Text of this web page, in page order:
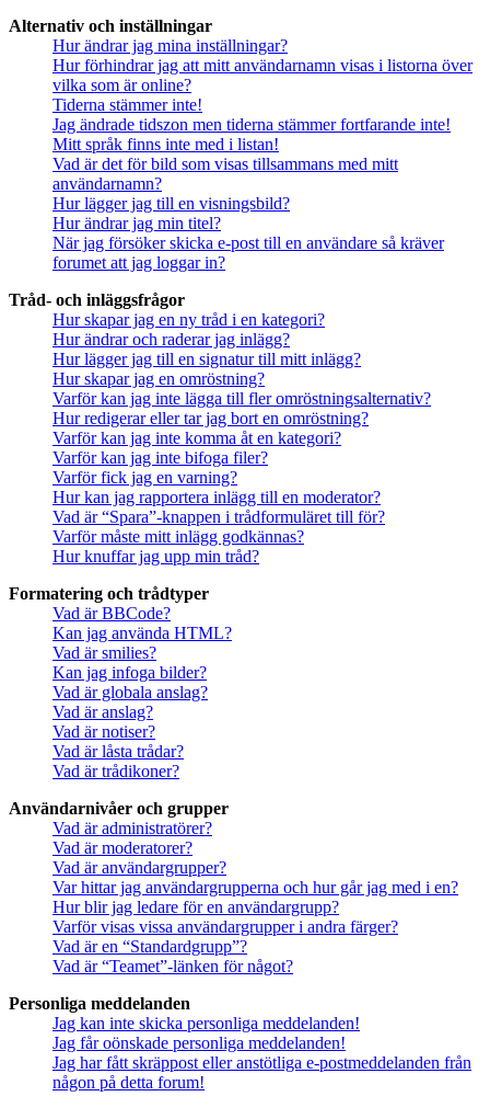
Alternativ och inställningar
Hur ändrar jag mina inställningar?
Hur förhindrar jag att mitt användarnamn visas i listorna över
vilka som är online?
Tiderna stämmer inte!
Jag ändrade tidszon men tiderna stämmer fortfarande inte!
Mitt språk finns inte med i listan!
Vad är det för bild som visas tillsammans med mitt
användarnamn?
Hur lägger jag till en visningsbild?
Hur ändrar jag min titel?
När jag försöker skicka e-post till en användare så kräver
forumet att jag loggar in?
Tråd- och inläggsfrågor
Hur skapar jag en ny tråd i en kategori?
Hur ändrar och raderar jag inlägg?
Hur lägger jag till en signatur till mitt inlägg?
Hur skapar jag en omröstning?
Varför kan jag inte lägga till fler omröstningsalternativ?
Hur redigerar eller tar jag bort en omröstning?
Varför kan jag inte komma åt en kategori?
Varför kan jag inte bifoga filer?
Varför fick jag en varning?
Hur kan jag rapportera inlägg till en moderator?
Vad är “Spara”-knappen i trådformuläret till för?
Varför måste mitt inlägg godkännas?
Hur knuffar jag upp min tråd?
Formatering och trådtyper
Vad är BBCode?
Kan jag använda HTML?
Vad är smilies?
Kan jag infoga bilder?
Vad är globala anslag?
Vad är anslag?
Vad är notiser?
Vad är låsta trådar?
Vad är trådikoner?
Användarnivåer och grupper
Vad är administratörer?
Vad är moderatorer?
Vad är användargrupper?
Var hittar jag användargrupperna och hur går jag med i en?
Hur blir jag ledare för en användargrupp?
Varför visas vissa användargrupper i andra färger?
Vad är en “Standardgrupp”?
Vad är “Teamet”-länken för något?
Personliga meddelanden
Jag kan inte skicka personliga meddelanden!
Jag får oönskade personliga meddelanden!
Jag har fått skräppost eller anstötliga e-postmeddelanden från
någon på detta forum!